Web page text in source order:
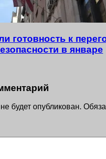
готовность к
в январе
будет опубликован.